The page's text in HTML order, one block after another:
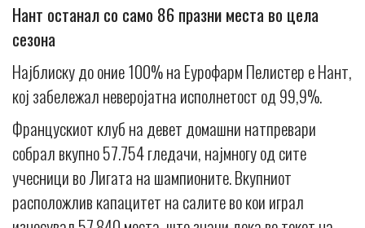
Нант останал со само 86 празни места во цела
сезона
Најблиску до oние 100% на Еурофарм Пелистер е Нант,
кој забележал неверојатна исполнетост од 99,9%.
Францускиот клуб на девет домашни натпревари
собрал вкупно 57.754 гледачи, најмногу од сите
учесници во Лигата на шампионите. Вкупниот
расположлив капацитет на салите во кои играл